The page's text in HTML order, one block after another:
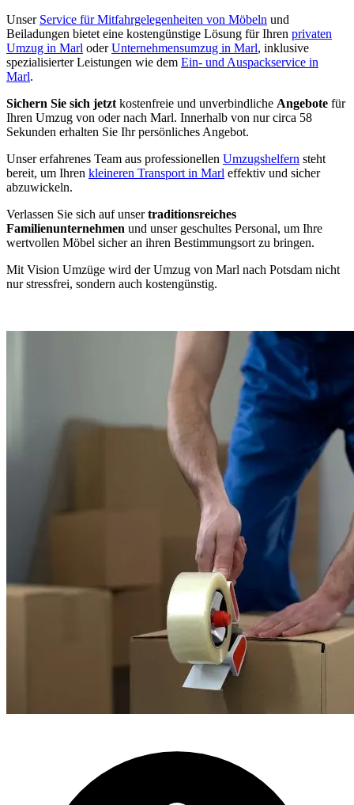
Unser Service für Mitfahrgelegenheiten von Möbeln und
Beiladungen bietet eine kostengünstige Lösung für Ihren privaten
Umzug in Marl oderUnternehmensumzug in Marl, inklusive
spezialisierter Leistungen wie dem Ein- und Auspackservice in
Marl.
Sichern Sie sich jetzt kostenfreie und unverbindliche Angebote für
Ihren Umzug von oder nach Marl. Innerhalb von nur circa 58
Sekunden erhalten Sie Ihr persönliches Angebot.
Unser erfahrenes Team aus professionellen Umzugshelfern steht
bereit, um Ihren kleineren Transport in Marl effektiv und sicher
abzuwickeln.
Verlassen Sie sich auf unsertraditionsreiches
Familienunternehmen und unser geschultes Personal, um Ihre
wertvollen Möbel sicher an ihren Bestimmungsort zu bringen.
Mit Vision Umzüge wird der Umzug von Marl nach Potsdam nicht
nur stressfrei, sondern auch kostengünstig.